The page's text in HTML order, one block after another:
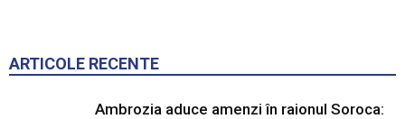
ARTICOLE RECENTE
Ambrozia aduce amenzi în raionul Soroca: